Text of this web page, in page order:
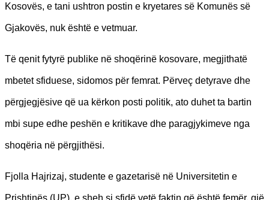
Kosovës, e tani ushtron postin e kryetares së Komunës së
Gjakovës, nuk është e vetmuar.
Të qenit fytyrë publike në shoqërinë kosovare, megjithatë
mbetet sfiduese, sidomos për femrat. Përveç detyrave dhe
përgjegjësive që ua kërkon posti politik, ato duhet ta bartin
mbi supe edhe peshën e kritikave dhe paragjykimeve nga
shoqëria në përgjithësi.
Fjolla Hajrizaj, studente e gazetarisë në Universitetin e
Prishtinës (UP), e sheh si sfidë vetë faktin që është femër, gjë